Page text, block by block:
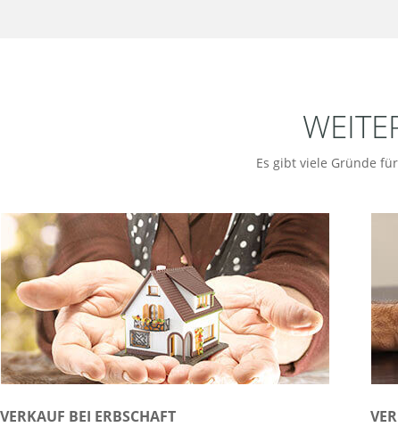
Es gibt viele Gründe
VERKAUF BEI ERBSCHAFT